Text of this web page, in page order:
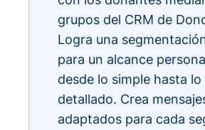
grupos del CRM de
Logra una
para un alcance
desde lo simple hasta lo
detallado. Crea
adaptados para cada